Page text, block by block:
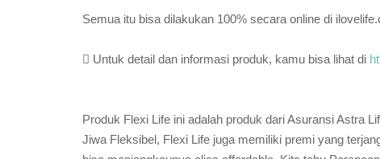
Semua itu bisa dilakukan 100% secara online di
 Untuk detail dan informasi produk, kamu bisa lihat di
Produk Flexi Life ini adalah produk dari Asuransi Astra
Jiwa Fleksibel, Flexi Life juga memiliki premi yang